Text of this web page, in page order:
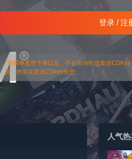
登录 / 注
*预购单是您下单以后，不会自动给您发送
货，然后在发送CDkey给您;
人气